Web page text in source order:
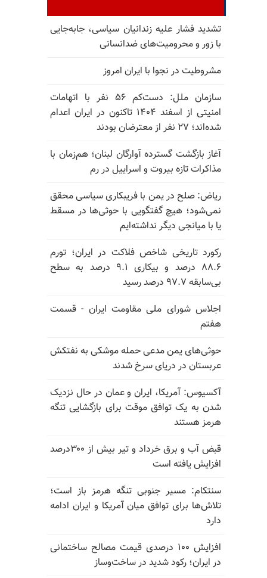
تشدید فشار علیه زندانیان سیاسی، جابه‌جایی
با زور و محرومیت‌های ضدانسانی
مشروطیت در نجوا با ایران امروز
سازمان ملل: دست‌کم ۵۶ نفر با اتهامات
امنیتی از اسفند ۱۴۰۴ تاکنون در ایران اعدام
شده‌اند؛ ۲۷ نفر از معترضان بودند
آغاز بازگشت گسترده آوارگان لبنان؛ هم‌زمان با
مذاکرات تازه بیروت و اسراییل در رم
ریاض: صلح در یمن با فریبکاری سیاسی محقق
نمی‌شود؛ هیچ گفتگویی با حوثی‌ها در مسقط
یا با میانجی دیگر نداشته‌ایم
رکورد تاریخی شاخص فلاکت در ایران؛ تورم
۸۸.۶ درصد و بیکاری ۹.۱ درصد به سطح
بی‌سابقه ۹۷.۷ درصد رسید
اجلاس شورای ملی مقاومت ایران - قسمت
هفتم
حوثی‌های یمن مدعی حمله موشکی به نفتکش
عربستان در دریای سرخ شدند
آکسیوس: آمریکا، ایران و عمان در حال نزدیک
شدن به یک توافق موقت برای بازگشایی تنگه
هرمز هستند
قبض آب و برق خرداد و تیر بیش از ۳۰۰درصد
افزایش یافته است
سنتکام: مسیر جنوبی تنگه هرمز باز است؛
تلاش‌ها برای توافق میان آمریکا و ایران ادامه
دارد
افزایش ۱۰۰ درصدی قیمت مصالح ساختمانی
در ایران؛ رکود شدید در ساخت‌وساز